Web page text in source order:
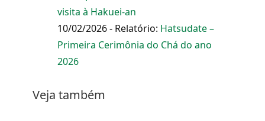
visita à Hakuei-an
10/02/2026 - Relatório: Hatsudate –
Primeira Cerimônia do Chá do ano
2026
Veja também